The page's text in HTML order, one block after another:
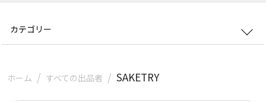
カテゴリー
ホーム / すべての出品者 / SAKETRY